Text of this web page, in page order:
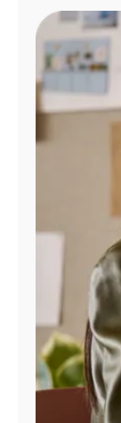
Administrar
cuenta
Encuentra
tienda